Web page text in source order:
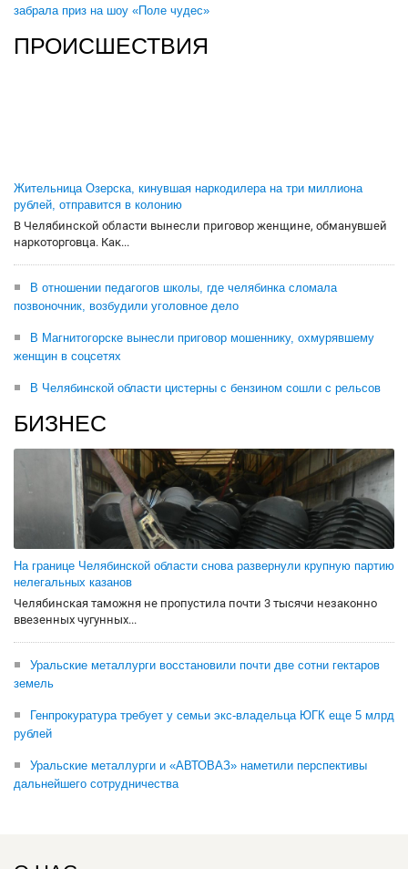
забрала приз на шоу «Поле чудес»
ПРОИСШЕСТВИЯ
Жительница Озерска, кинувшая наркодилера на три миллиона
рублей, отправится в колонию
В Челябинской области вынесли приговор женщине, обманувшей
наркоторговца. Как...
В отношении педагогов школы, где челябинка сломала
позвоночник, возбудили уголовное дело
В Магнитогорске вынесли приговор мошеннику, охмурявшему
женщин в соцсетях
В Челябинской области цистерны с бензином сошли с рельсов
БИЗНЕС
На границе Челябинской области снова развернули крупную партию
нелегальных казанов
Челябинская таможня не пропустила почти 3 тысячи незаконно
ввезенных чугунных...
Уральские металлурги восстановили почти две сотни гектаров
земель
Генпрокуратура требует у семьи экс-владельца ЮГК еще 5 млрд
рублей
Уральские металлурги и «АВТОВАЗ» наметили перспективы
дальнейшего сотрудничества